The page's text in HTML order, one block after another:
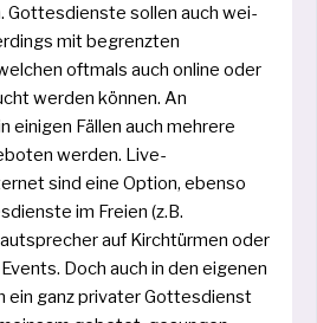
Gottesdienste sol­len auch wei­
mit begrenz­ten
oft­mals auch online oder
wer­den kön­nen. An
eini­gen Fällen auch meh­re­re
wer­den. Live-
sind eine Option, eben­so
im Freien (z.B.
auf Kirchtürmen oder
Doch auch in den eige­nen
ein ganz pri­va­ter Gottesdienst